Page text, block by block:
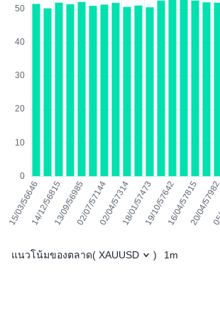
แนวโน้มของตลาด( XAUUSD ) 1m